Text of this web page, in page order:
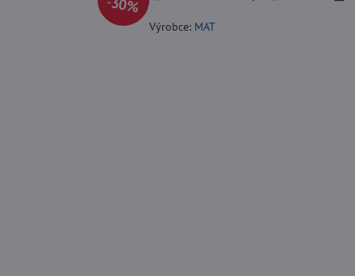
30%
Výrobce: MAT